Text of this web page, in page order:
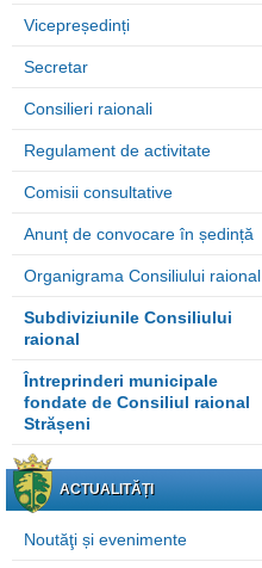
Vicepreședinți
Secretar
Consilieri raionali
Regulament de activitate
Comisii consultative
Anunț de convocare în ședință
Organigrama Consiliului raional
Subdiviziunile Consiliului
raional
Întreprinderi municipale
fondate de Consiliul raional
Strășeni
ACTUALITĂȚI
Noutăţi și evenimente